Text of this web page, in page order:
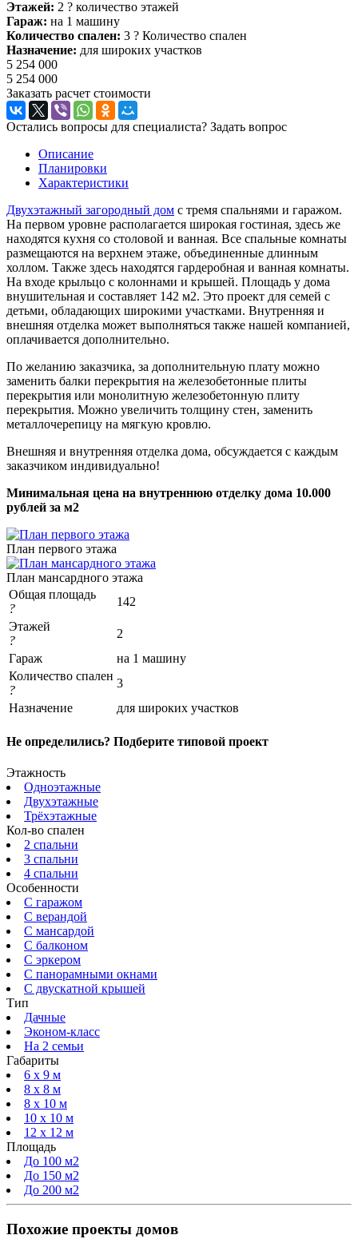
Этажей: 2 ? количество этажей
Гараж: на 1 машину
Количество спален: 3 ? Количество спален
Назначение: для широких участков
5 254 000
5 254 000
Заказать расчет стоимости
Остались вопросы для специалиста? Задать вопрос
Описание
Планировки
Характеристики
Двухэтажный загородный дом с тремя спальнями и гаражом.
На первом уровне располагается широкая гостиная, здесь же
находятся кухня со столовой и ванная. Все спальные комнаты
размещаются на верхнем этаже, объединенные длинным
холлом. Также здесь находятся гардеробная и ванная комнаты.
На входе крыльцо с колоннами и крышей. Площадь у дома
внушительная и составляет 142 м2. Это проект для семей с
детьми, обладающих широкими участками. Внутренняя и
внешняя отделка может выполняться также нашей компанией,
оплачивается дополнительно.
По желанию заказчика, за дополнительную плату можно
заменить балки перекрытия на железобетонные плиты
перекрытия или монолитную железобетонную плиту
перекрытия. Можно увеличить толщину стен, заменить
металлочерепицу на мягкую кровлю.
Внешняя и внутренняя отделка дома, обсуждается с каждым
заказчиком индивидуально!
Минимальная цена на внутреннюю отделку дома 10.000
рублей за м2
План первого этажа
План мансардного этажа
Общая площадь
?
142
Этажей
?
2
Гараж
на 1 машину
Количество спален
?
3
Назначение
для широких участков
Не определились? Подберите типовой проект
Этажность
Одноэтажные
Двухэтажные
Трёхэтажные
Кол-во спален
2 спальни
3 спальни
4 спальни
Особенности
С гаражом
С верандой
С мансардой
С балконом
C эркером
С панорамными окнами
С двускатной крышей
Тип
Дачные
Эконом-класс
На 2 семьи
Габариты
6 x 9 м
8 x 8 м
8 x 10 м
10 x 10 м
12 x 12 м
Площадь
До 100 м2
До 150 м2
До 200 м2
Похожие проекты домов